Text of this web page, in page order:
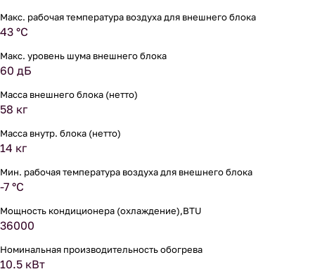
Макс. рабочая температура воздуха для внешнего блока
43 °С
Макс. уровень шума внешнего блока
60 дБ
Масса внешнего блока (нетто)
58 кг
Масса внутр. блока (нетто)
14 кг
Мин. рабочая температура воздуха для внешнего блока
-7 °С
Мощность кондиционера (охлаждение),BTU
36000
Номинальная производительность обогрева
10.5 кВт